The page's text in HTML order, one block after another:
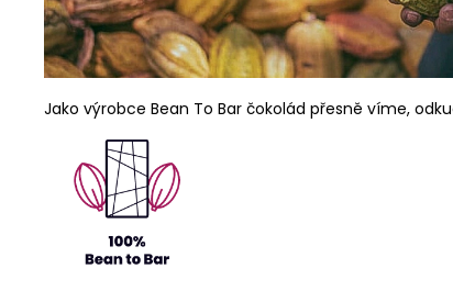
Jako výrobce Bean To Bar čokolád přesně víme,